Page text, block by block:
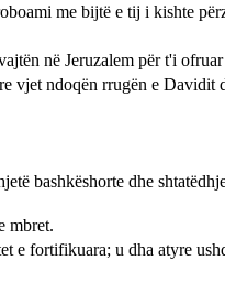
me bijtë e tij i kishte
në Jeruzalem për t'i
vjet ndoqën rrugën e Davidit
bashkëshorte dhe
mbret.
e fortifikuara; u dha atyre